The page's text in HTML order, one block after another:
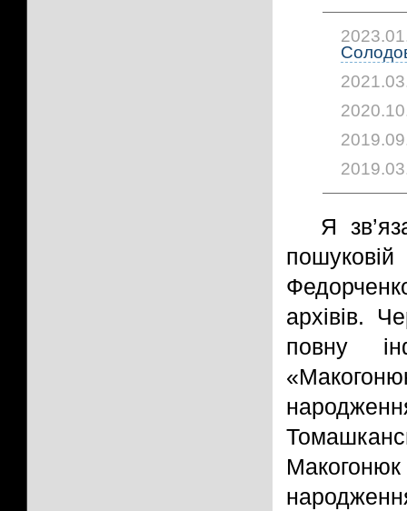
Я
архівів.
повну